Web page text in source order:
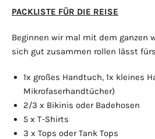
PACKLISTE FÜR DIE REISE
Beginnen wir mal mit dem ganzen
sich gut zusammen rollen lässt
1x großes Handtuch, 1x kleines
Mikrofaserhandtücher)
2/3 x Bikinis oder Badehosen
5 x T-Shirts
3 x Tops oder Tank Tops